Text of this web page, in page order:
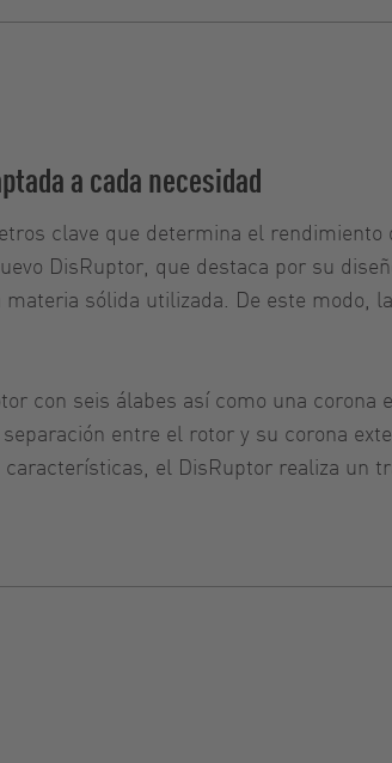
a cada necesidad
clave que determina el rendimiento
DisRuptor, que destaca por su
sólida utilizada. De este modo,
con seis álabes así como una
entre el rotor y su corona
el DisRuptor realiza un